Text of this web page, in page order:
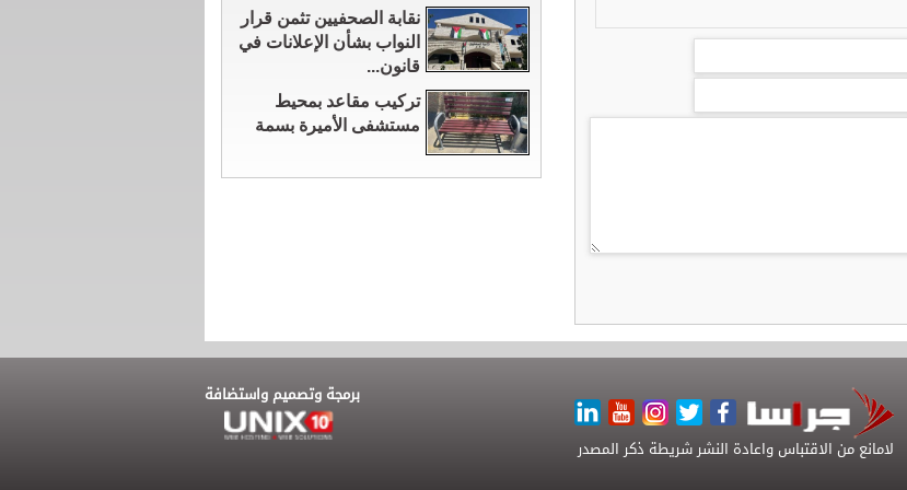
نقابة الصحفيين تثمن قرار
النواب بشأن الإعلانات في
قانون...
تركيب مقاعد بمحيط
مستشفى الأميرة بسمة
لامانع من الاقتباس واعادة النشر شريطة ذكر المصدر
برمجة وتصميم واستضافة